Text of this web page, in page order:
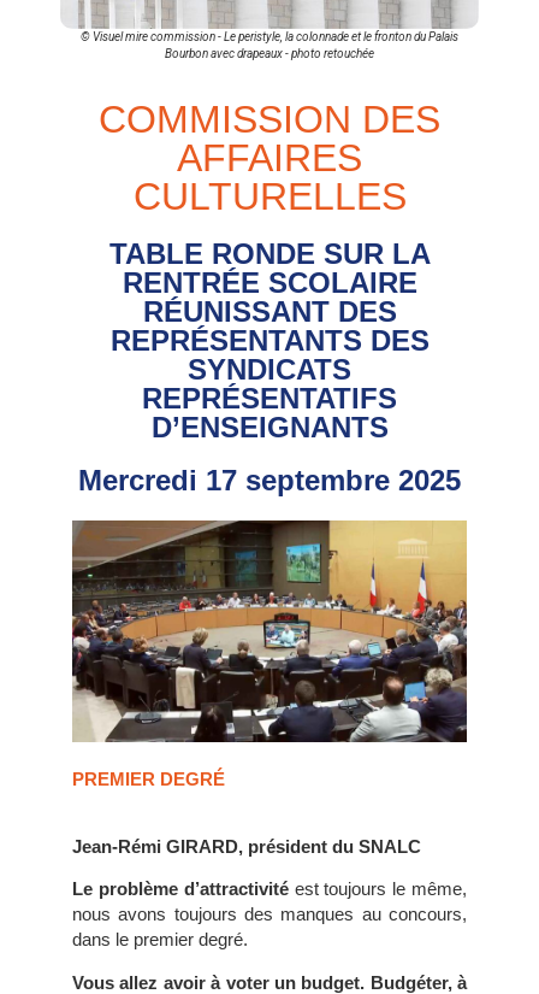
© Visuel mire commission - Le peristyle, la colonnade et le fronton du Palais
Bourbon avec drapeaux - photo retouchée
COMMISSION DES
AFFAIRES
CULTURELLES
TABLE RONDE SUR LA
RENTRÉE SCOLAIRE
RÉUNISSANT DES
REPRÉSENTANTS DES
SYNDICATS
REPRÉSENTATIFS
D’ENSEIGNANTS
Mercredi 17 septembre 2025
PREMIER DEGRÉ
Jean-Rémi GIRARD, président du SNALC
Le problème d’attractivitéest toujours le même,
nous avons toujours des manques au concours,
dans le premier degré.
Vous allez avoir à voter un budget. Budgéter, à